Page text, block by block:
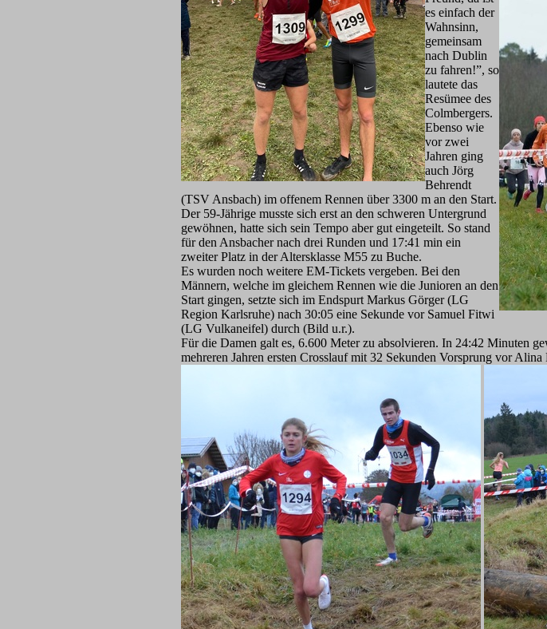
es einfach der
Wahnsinn,
gemeinsam
nach Dublin
zu fahren!”, so
lautete das
Resümee des
Colmbergers.
Ebenso wie
vor zwei
Jahren ging
auch Jörg
Behrendt
(TSV Ansbach) im offenem Rennen über 3300 m an den Start.
Der 59-Jährige musste sich erst an den schweren Untergrund
gewöhnen, hatte sich sein Tempo aber gut eingeteilt. So stand
für den Ansbacher nach drei Runden und 17:41 min ein
zweiter Platz in der Altersklasse M55 zu Buche.
Es wurden noch weitere EM-Tickets vergeben. Bei den
Männern, welche im gleichem Rennen wie die Junioren an den
Start gingen, setzte sich im Endspurt Markus Görger (LG
Region Karlsruhe) nach 30:05 eine Sekunde vor Samuel Fitwi
(LG Vulkaneifel) durch (Bild u.r.).
Für die Damen galt es, 6.600 Meter zu absolvieren. In 24:42 Minuten
mehreren Jahren ersten Crosslauf mit 32 Sekunden Vorsprung vor